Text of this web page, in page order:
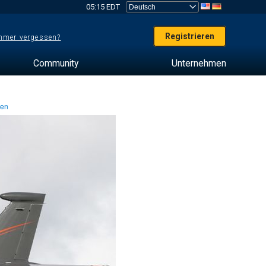
05:15 EDT
vergessen? Registrieren
Community Unternehmen